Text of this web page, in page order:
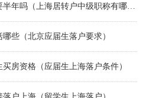
些（北京应届生落户要求）
房资格（应届生上海落户条件）